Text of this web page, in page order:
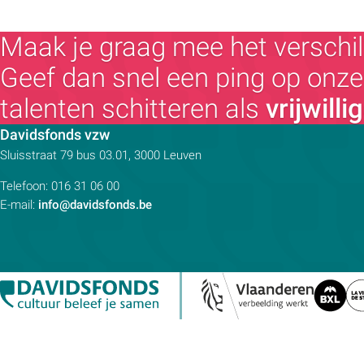
E-cursus
Familiedag
Fietstocht
Lezing
Meerdaagse uitstap
Ontmoeting met receptie
Voorstelling (theater, literatuur, film,...)
Wandeling
Wandeling met gids
Workshop
Zomercursus
Maak je graag mee het
Geef dan snel een ping op
talenten schitteren als
Davidsfonds vzwContactpersoon:
Adres:
Sluisstraat 79 bus 03.01, 3000 Leuven
Telefoon: 016 31 06 00
E-mail: info@davidsfonds.be